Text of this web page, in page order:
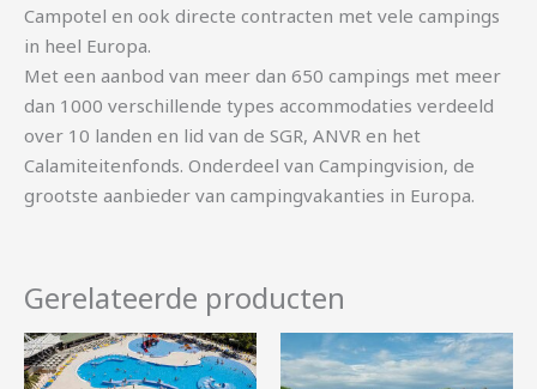
Campotel en ook directe contracten met vele campings
in heel Europa.
Met een aanbod van meer dan 650 campings met meer
dan 1000 verschillende types accommodaties verdeeld
over 10 landen en lid van de SGR, ANVR en het
Calamiteitenfonds. Onderdeel van Campingvision, de
grootste aanbieder van campingvakanties in Europa.
Gerelateerde producten